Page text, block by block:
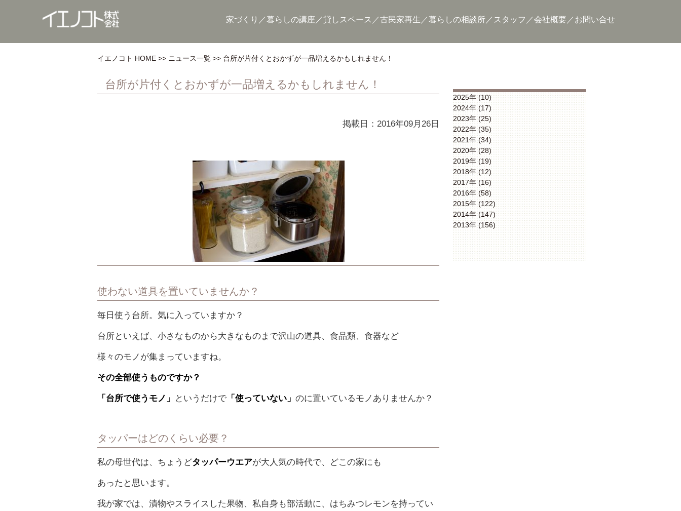
家づくり 暮らしの講座 貸しスペース 古民家再生 暮らしの相談所 スタッフ 会社概要 お問い合せ
イエノコト HOME ニュース一覧 台所が片付くとおかずが一品増えるかもしれません！
台所が片付くとおかずが一品増えるかもしれません！
掲載日：2016年09月26日
使わない道具を置いていませんか？
毎日使う台所。気に入っていますか？
台所といえば、小さなものから大きなものまで沢山の道具、食品類、食器など
様々のモノが集まっていますね。
その全部使うものですか？
「台所で使うモノ」 というだけで 「使っていない」 のに置いているモノありませんか？
タッパーはどのくらい必要？
私の母世代は、ちょうどタッパーウエアが大人気の時代で、どこの家にも
あったと思います。
我が家では、漬物やスライスした果物、私自身も部活動に、はちみつレモンを持ってい
2025年 (10)
2024年 (17)
2023年 (25)
2022年 (35)
2021年 (34)
2020年 (28)
2019年 (19)
2018年 (12)
2017年 (16)
2016年 (58)
2015年 (122)
2014年 (147)
2013年 (156)